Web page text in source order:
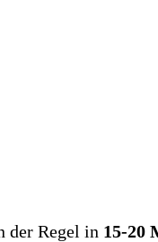
der Regel in 15-20